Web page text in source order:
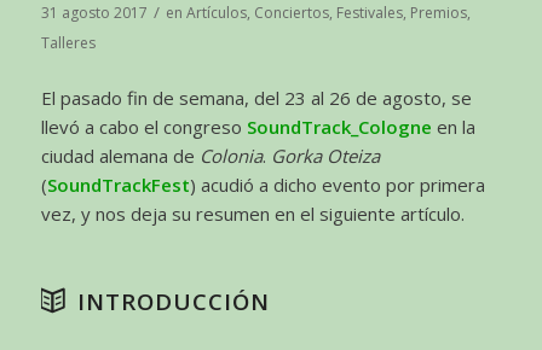
31 agosto 2017 / en Artículos, Conciertos, Festivales, Premios,
Talleres
El pasado fin de semana, del 23 al 26 de agosto, se
llevó a cabo el congreso SoundTrack_Cologne en la
ciudad alemana de Colonia. Gorka Oteiza
(SoundTrackFest) acudió a dicho evento por primera
vez, y nos deja su resumen en el siguiente artículo.
INTRODUCCIÓN